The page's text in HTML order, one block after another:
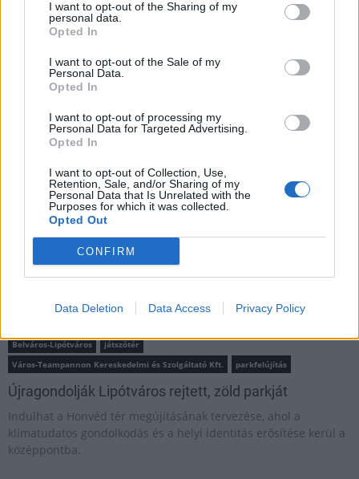
I want to opt-out of the Sharing of my
personal data.
Opted In
I want to opt-out of the Sale of my
Personal Data.
Opted In
I want to opt-out of processing my
Personal Data for Targeted Advertising.
Opted In
I want to opt-out of Collection, Use,
Retention, Sale, and/or Sharing of my
Personal Data that Is Unrelated with the
Purposes for which it was collected.
Opted Out
CONFIRM
Data Deletion Data Access Privacy Policy
MAGYAR ÉPÍTŐK
Belváros-Lipótváros
játszótér
Város-Teampannon Kereskedelmi és Szolgáltató Kft.
parkfelújítás
Újragondolják Lipótváros rejtett, zöld parkját
Indulhat a Honvéd tér megújításának tervezése, ahol a
klímatudatos gondolkodás és a helyi identitás erősítése kerül a
középpontba.